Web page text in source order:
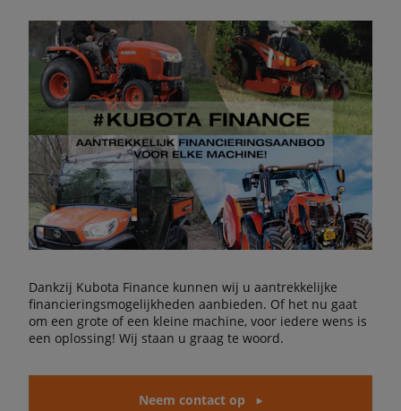
Dankzij Kubota Finance kunnen wij u aantrekkelijke
financieringsmogelijkheden aanbieden. Of het nu gaat
om een grote of een kleine machine, voor iedere wens is
een oplossing! Wij staan u graag te woord.
Neem contact op